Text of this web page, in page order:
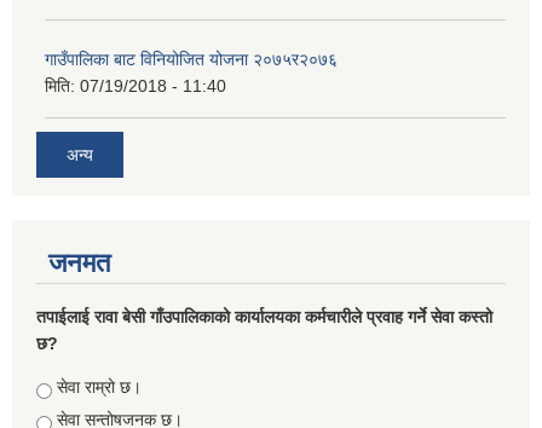
गाउँपालिका बाट विनियोजित योजना २०७५र२०७६
मिति: 07/19/2018 - 11:40
अन्य
जनमत
तपाईलाई रावा बेसी गाँउपालिकाको कार्यालयका कर्मचारीले प्रवाह गर्ने सेवा कस्तो
छ?
Choices
सेवा राम्रो छ।
सेवा सन्तोषजनक छ।